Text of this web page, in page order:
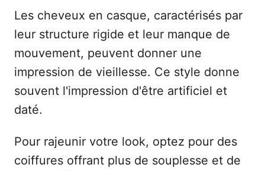
Les cheveux en casque, caractérisés par
leur structure rigide et leur manque de
mouvement, peuvent donner une
impression de vieillesse. Ce style donne
souvent l'impression d'être artificiel et
daté.
Pour rajeunir votre look, optez pour des
coiffures offrant plus de souplesse et de